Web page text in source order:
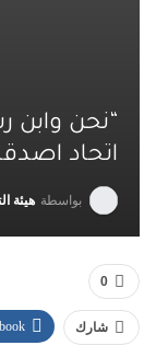
“نحن وابن
اتحاد
بواسطة هيئة
0
شارك